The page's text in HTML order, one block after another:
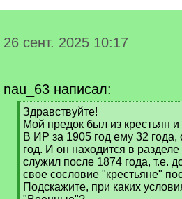
26 сент. 2025 10:17
nau_63 написал:
[
q
]
Здравствуйте!
Мой предок был из крестьян
В ИР за 1905 год ему 32 года,
год. И он находится в
служил после 1874 года, т.е.
свое сословие "крестьяне"
Подскажите, при каких